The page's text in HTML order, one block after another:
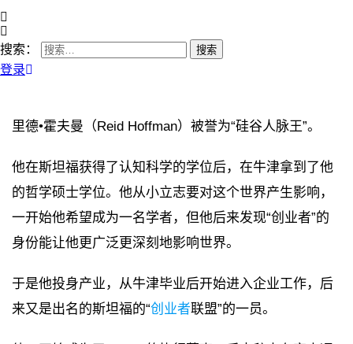
搜索：
登录
里德•霍夫曼（Reid Hoffman）被誉为“硅谷人脉王”。
他在斯坦福获得了认知科学的学位后，在牛津拿到了他
的哲学硕士学位。他从小立志要对这个世界产生影响，
一开始他希望成为一名学者，但他后来发现“创业者”的
身份能让他更广泛更深刻地影响世界。
于是他投身产业，从牛津毕业后开始进入企业工作，后
来又是出名的斯坦福的“创业者联盟”的一员。